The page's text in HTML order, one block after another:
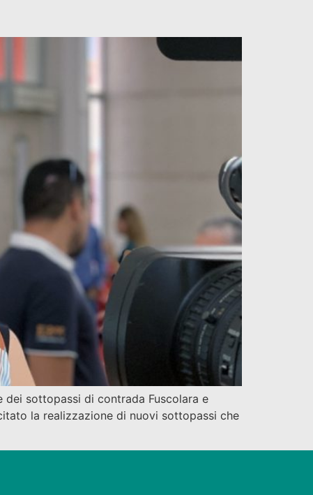
dei sottopassi di contrada Fuscolara e
la realizzazione di nuovi sottopassi che